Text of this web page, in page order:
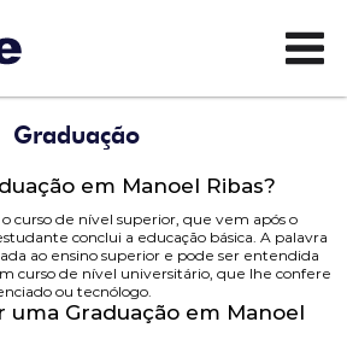
Graduação
em Manoel Ribas?
curso de nível superior, que vem após o
conclui a educação básica. A palavra
ao ensino superior e pode ser entendida
curso de nível universitário, que lhe confere
ou tecnólogo.
uma Graduação em Manoel